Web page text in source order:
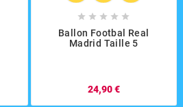
    
Ballon Footbal Real
Madrid Taille 5
24,90 €